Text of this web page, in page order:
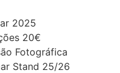
2025
20€
Fotográfica
Stand 25/26